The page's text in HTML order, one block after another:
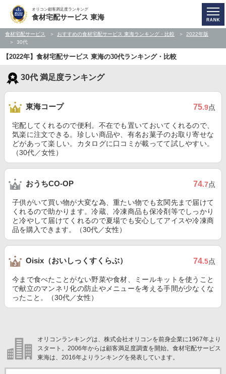
オリコン顧客満足度ランキング
食材宅配サービス 東海
食材宅配サービス おすすめの食材宅配サービス 東海ランキング・比較
2022年版
30代
【2022年】食材宅配サービス 東海の30代ランキング・比較
30代 満足度ランキング
東海コープ 75.9点
宅配してくれるので便利。不在でも置いておいてくれるので、
気楽に注文できる。珍しい商品や、有名お菓子のお取り寄せな
どがあって楽しい。カタログに口コミが載ってて試しやすい。
（30代／女性）
おうちCO-OP 74.7点
子供がいて買い物が大変な為、重たい物でも玄関先まで届けて
くれるので助かります。冷蔵、冷凍商品も保冷剤等でしっかり
と冷やして届けてくれるので夏場でも安心してアイスや冷凍商
品を購入できます。（30代／女性）
Oisix（おいしっくすくらぶ） 74.5点
今まで食べたことがない野菜や食材、ミールキットを使うこと
で献立のマンネリ化の防止やメニューを考える手間が少なくな
ったこと。（30代／女性）
オリコンランキングは、株式会社オリコンを前身企業に1967年より
スタート。2006年からは顧客満足度調査を開始。食材宅配サービス
東海は、2016年よりランキングを発表しています。